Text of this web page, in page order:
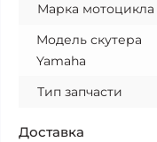
Марка мотоцикла
Модель скутера
Yamaha
Тип запчасти
Доставка